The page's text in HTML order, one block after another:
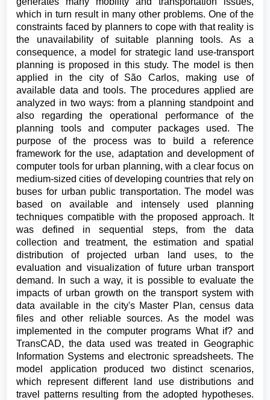
which in turn result in many other problems. One of the
constraints faced by planners to cope with that reality is
the unavailability of suitable planning tools. As a
consequence, a model for strategic land use-transport
planning is proposed in this study. The model is then
applied in the city of São Carlos, making use of
available data and tools. The procedures applied are
analyzed in two ways: from a planning standpoint and
also regarding the operational performance of the
planning tools and computer packages used. The
purpose of the process was to build a reference
framework for the use, adaptation and development of
computer tools for urban planning, with a clear focus on
medium-sized cities of developing countries that rely on
buses for urban public transportation. The model was
based on available and intensely used planning
techniques compatible with the proposed approach. It
was defined in sequential steps, from the data
collection and treatment, the estimation and spatial
distribution of projected urban land uses, to the
evaluation and visualization of future urban transport
demand. In such a way, it is possible to evaluate the
impacts of urban growth on the transport system with
data available in the city's Master Plan, census data
files and other reliable sources. As the model was
implemented in the computer programs What if? and
TransCAD, the data used was treated in Geographic
Information Systems and electronic spreadsheets. The
model application produced two distinct scenarios,
which represent different land use distributions and
travel patterns resulting from the adopted hypotheses.